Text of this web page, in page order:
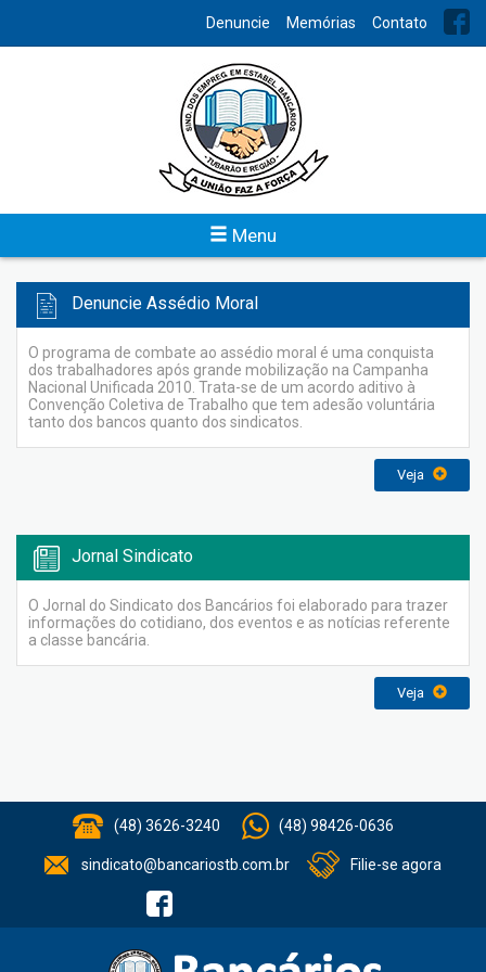
Denuncie Memórias Contato
Menu
Previsão Orçamentária
O Sindicato dos Bancários de Tubarão e Região disponibiliza o
acesso do planejamento das atividades financeiras da
entidade para conhecimento de todos.
Denuncie Assédio Moral
O programa de combate ao assédio moral é uma conquista
dos trabalhadores após grande mobilização na Campanha
Nacional Unificada 2010. Trata-se de um acordo aditivo à
Convenção Coletiva de Trabalho que tem adesão voluntária
tanto dos bancos quanto dos sindicatos.
Veja
Jornal Sindicato
O Jornal do Sindicato dos Bancários foi elaborado para trazer
informações do cotidiano, dos eventos e as notícias referente
a classe bancária.
Veja
(48) 3626-3240 (48) 98426-0636
sindicato@bancariostb.com.br Filie-se agora